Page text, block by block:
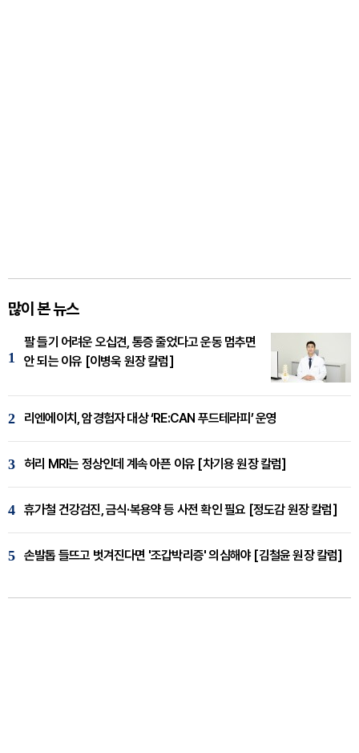
많이 본 뉴스
1
팔 들기 어려운 오십견, 통증 줄었다고 운동 멈추면
안 되는 이유 [이병욱 원장 칼럼]
2 리엔에이치, 암경험자 대상 ‘RE:CAN 푸드테라피’ 운영
3 허리 MRI는 정상인데 계속 아픈 이유 [차기용 원장 칼럼]
4 휴가철 건강검진, 금식·복용약 등 사전 확인 필요 [정도감 원장 칼럼]
5 손발톱 들뜨고 벗겨진다면 '조갑박리증' 의심해야 [김철윤 원장 칼럼]